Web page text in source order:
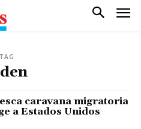
TAG
caravana migratoria
a Estados Unidos